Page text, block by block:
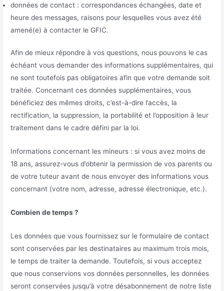
données de contact : correspondances échangées, date et
heure des messages, raisons pour lesquelles vous avez été
amené(e) à contacter le GFIC.
Afin de mieux répondre à vos questions, nous pouvons le cas
échéant vous demander des informations supplémentaires, qui
ne sont toutefois pas obligatoires afin que votre demande soit
traitée. Concernant ces données supplémentaires, vous
bénéficiez des mêmes droits, c’est-à-dire l’accès, la
rectification, la suppression, la portabilité et l’opposition à leur
traitement dans le cadre défini par la loi.
Informations concernant les mineurs : si vous avez moins de
18 ans, assurez-vous d’obtenir la permission de vos parents ou
de votre tuteur avant de nous envoyer des informations vous
concernant (votre nom, adresse, adresse électronique, etc.).
Combien de temps ?
Les données que vous fournissez sur le formulaire de contact
sont conservées par les destinataires au maximum trois mois,
le temps de traiter la demande. Toutefois, si vous acceptez
que nous conservions vos données personnelles, les données
seront conservées jusqu’à votre désabonnement de notre liste